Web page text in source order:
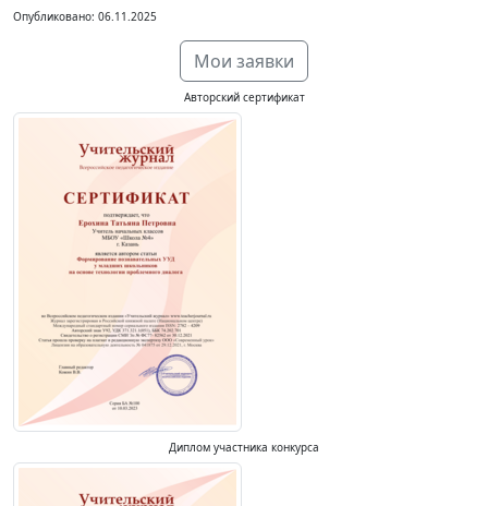
Опубликовано: 06.11.2025
Мои заявки
Авторский сертификат
Диплом участника конкурса